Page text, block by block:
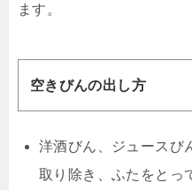
ます。
空きびんの出し方
洋酒びん、ジュースび
取り除き、ふたをとっ